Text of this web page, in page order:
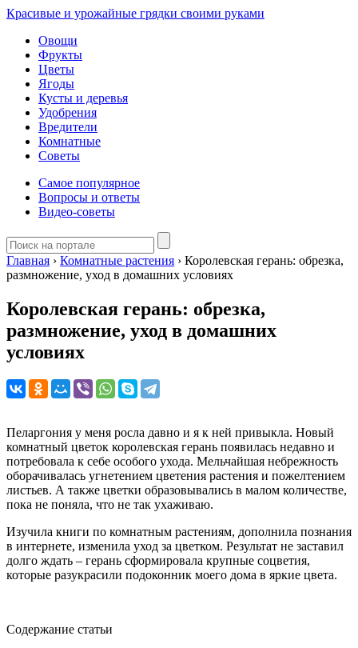
Красивые и урожайные грядки своими руками
Овощи
Фрукты
Цветы
Ягоды
Кусты и деревья
Удобрения
Вредители
Комнатные
Советы
Самое популярное
Вопросы и ответы
Видео-советы
Главная › Комнатные растения › Королевская герань: обрезка,
размножение, уход в домашних условиях
Королевская герань: обрезка,
размножение, уход в домашних
условиях
Пеларгония у меня росла давно и я к ней привыкла. Новый
комнатный цветок королевская герань появилась недавно и
потребовала к себе особого ухода. Мельчайшая небрежность
оборачивалась угнетением цветения растения и пожелтением
листьев. А также цветки образовывались в малом количестве,
пока не поняла, что не так ухаживаю.
Изучила книги по комнатным растениям, дополнила познания
в интернете, изменила уход за цветком. Результат не заставил
долго ждать – герань сформировала крупные соцветия,
которые разукрасили подоконник моего дома в яркие цвета.
Содержание статьи